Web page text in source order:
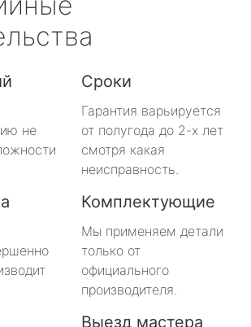
не
Сроки
Гарантия варьируется
от полугода до 2-х лет
смотря какая
неисправность.
Комплектующие
Мы применяем детали
только от
официального
производителя.
Выезд мастера